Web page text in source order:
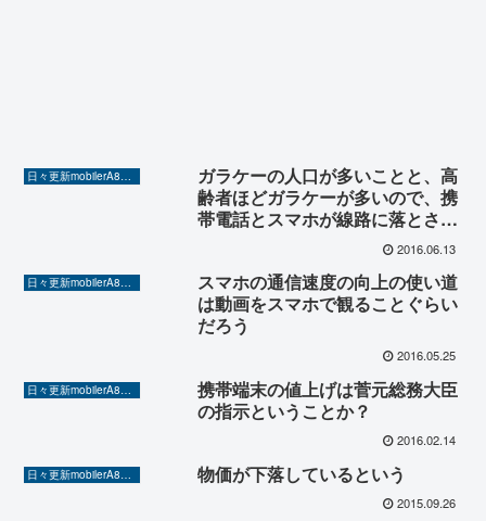
日々更新mobilerA8（Yahoo!ニュースを毎日ウォッチ）
ガラケーの人口が多いことと、高
齢者ほどガラケーが多いので、携
帯電話とスマホが線路に落とされ
たといっても、その過半数はガラ
ケーのはずだ。情報操作というか
なんというか・・・クズ記者ばか
り。
2016.06.13
日々更新mobilerA8（Yahoo!ニュースを毎日ウォッチ）
スマホの通信速度の向上の使い道
は動画をスマホで観ることぐらい
だろう
2016.05.25
携帯端末の値上げは菅元総務大臣
の指示ということか？
2016.02.14
物価が下落しているという
2015.09.26